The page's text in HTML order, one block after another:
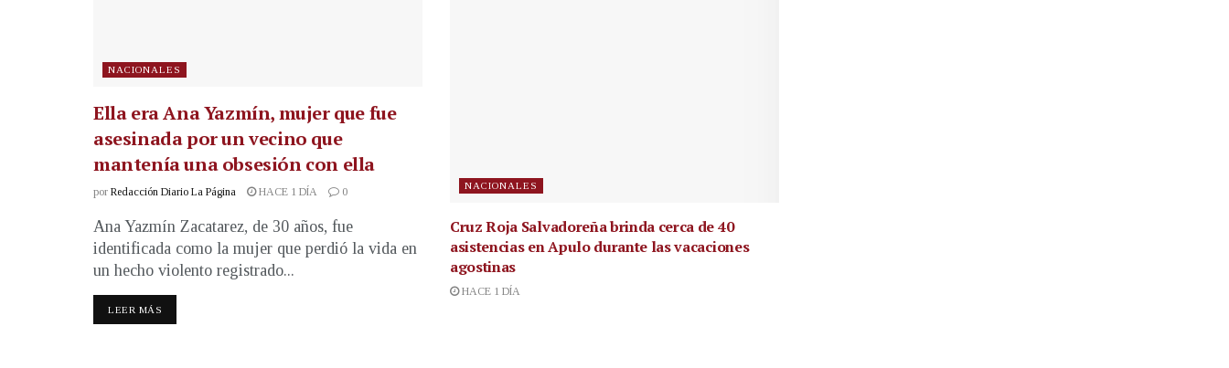
NACIONALES
Ella era Ana Yazmín, mujer que fue
asesinada por un vecino que
mantenía una obsesión con ella
por Redacción Diario La Página HACE 1 DÍA 0
Ana Yazmín Zacatarez, de 30 años, fue
identificada como la mujer que perdió la vida en
un hecho violento registrado...
LEER MÁS
NACIONALES
Cruz Roja Salvadoreña brinda cerca de 40
asistencias en Apulo durante las vacaciones
agostinas
HACE 1 DÍA